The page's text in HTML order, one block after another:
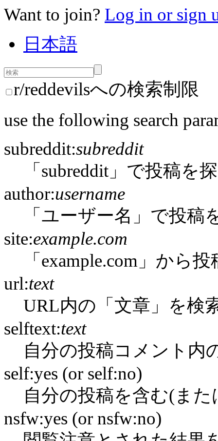
Want to join? Log in or sign
日本語
r/reddevilsへの検索制限
use the following search
subreddit:subreddit
「subreddit」で投稿を
author:username
「ユーザー名」で投稿
site:example.com
「example.com」から
url:text
URL内の「文章」を検
selftext:text
自分の投稿コメント内
self:yes (or self:no)
自分の投稿を含む(ま
nsfw:yes (or nsfw:no)